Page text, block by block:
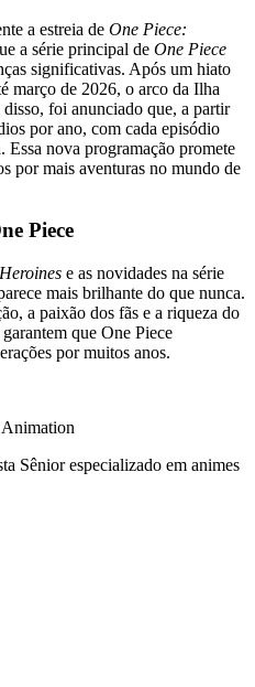
a estreia de One Piece:
a série principal de One Piece
significativas. Após um hiato
março de 2026, o arco da Ilha
foi anunciado que, a partir
por ano, com cada episódio
nova programação promete
por mais aventuras no mundo de
Piece
e as novidades na série
mais brilhante do que nunca.
a paixão dos fãs e a riqueza do
que One Piece
por muitos anos.
Sênior especializado em animes